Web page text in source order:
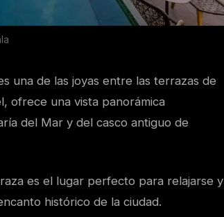
una de las joyas entre las terrazas de
ofrece una vista panorámica
del Mar y del casco antiguo de
es el lugar perfecto para relajarse y
histórico de la ciudad.